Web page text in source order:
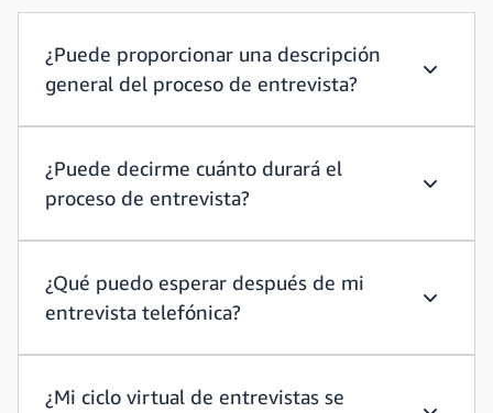
¿Puede proporcionar una descripción
general del proceso de entrevista?
¿Puede decirme cuánto durará el
proceso de entrevista?
¿Qué puedo esperar después de mi
entrevista telefónica?
¿Mi ciclo virtual de entrevistas se